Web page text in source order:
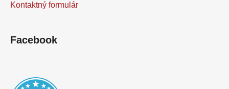
Kontaktný formulár
Facebook